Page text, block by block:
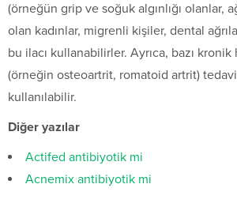
(örneğün grip ve soğuk algınlığı olanlar,
olan kadınlar, migrenli kişiler, dental
bu ilacı kullanabilirler. Ayrıca, bazı kronik
(örneğin osteoartrit, romatoid artrit) tedavi
kullanılabilir.
Diğer yazılar
Actifed antibiyotik mi
Acnemix antibiyotik mi